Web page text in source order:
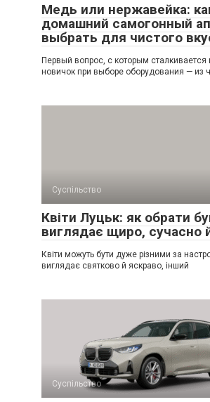
Медь или нержавейка:
домашний самогонный
выбрать для чистого
Первый вопрос, с которым
новичок при выборе оборудования — из
Суспільство
Квіти Луцьк: як обрати
виглядає щиро, сучасно
Квіти можуть бути дуже різними за
виглядає святково й яскраво, інший
Суспільство